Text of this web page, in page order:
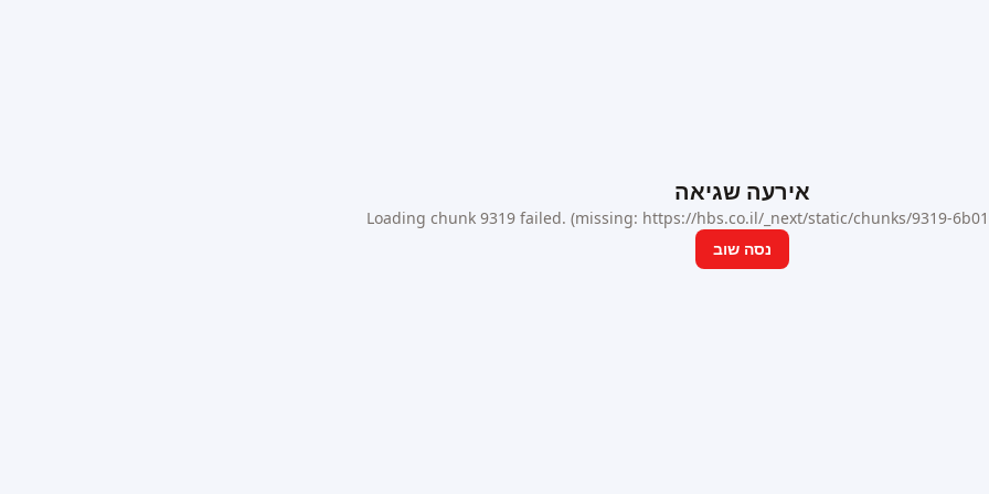
אירעה שגיאה
Loading chunk 9319 failed. (missing: https://hbs.co.il/_next/static/chunks/9319-
נסה שוב